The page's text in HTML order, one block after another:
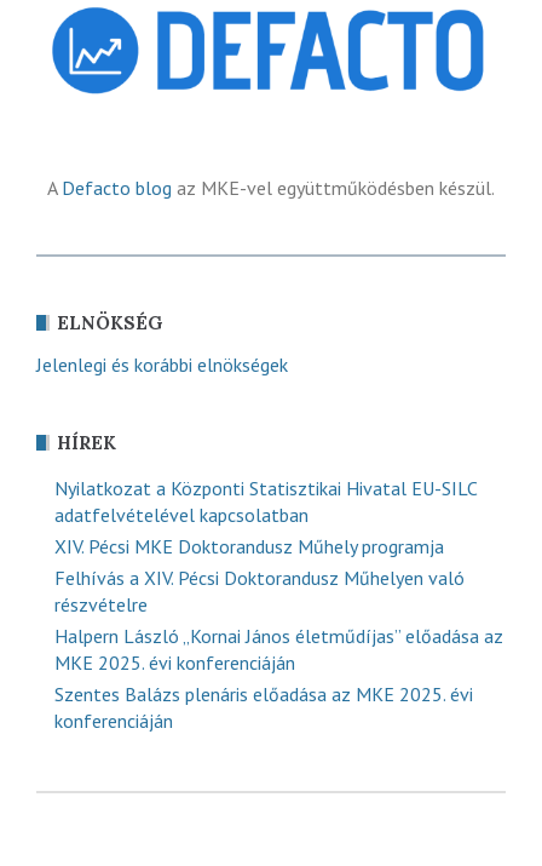
A Defacto blog az MKE-vel együttműködésben készül.
ELNÖKSÉG
Jelenlegi és korábbi elnökségek
HÍREK
Nyilatkozat a Központi Statisztikai Hivatal EU-SILC
adatfelvételével kapcsolatban
XIV. Pécsi MKE Doktorandusz Műhely programja
Felhívás a XIV. Pécsi Doktorandusz Műhelyen való
részvételre
Halpern László „Kornai János életműdíjas” előadása az
MKE 2025. évi konferenciáján
Szentes Balázs plenáris előadása az MKE 2025. évi
konferenciáján